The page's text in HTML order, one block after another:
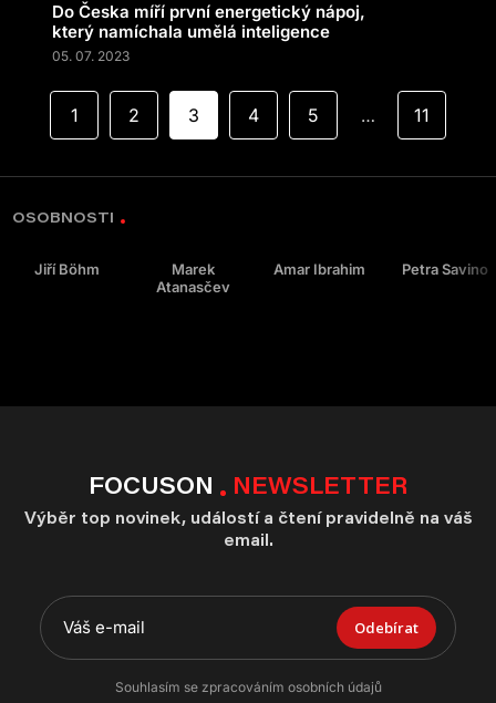
Do Česka míří první energetický nápoj,
který namíchala umělá inteligence
05. 07. 2023
1 2 3 4 5 … 11
OSOBNOSTI
Jiří Böhm
Marek
Atanasčev
Amar Ibrahim Petra Savino
FOCUSON NEWSLETTER
Výběr top novinek, událostí a čtení pravidelně na váš
email.
Odebírat
Souhlasím se zpracováním osobních údajů